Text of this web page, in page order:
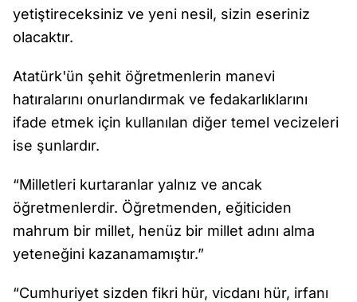
yetiştireceksiniz ve yeni nesil, sizin eseriniz
olacaktır.
Atatürk'ün şehit öğretmenlerin manevi
hatıralarını onurlandırmak ve fedakarlıklarını
ifade etmek için kullanılan diğer temel vecizeleri
ise şunlardır.
“Milletleri kurtaranlar yalnız ve ancak
öğretmenlerdir. Öğretmenden, eğiticiden
mahrum bir millet, henüz bir millet adını alma
yeteneğini kazanamamıştır.”
“Cumhuriyet sizden fikri hür, vicdanı hür, irfanı